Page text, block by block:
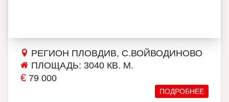
РЕГИОН ПЛОВДИВ, С.ВОЙВОДИНОВО
ПЛОЩАДЬ: 3040 КВ. М.
€ 79 000
ПОДРОБНЕЕ